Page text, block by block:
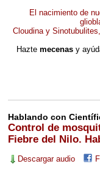
El nacimiento de
Cloudina y
Hazte mecenasy
Hablando con
Control de
Fiebre del Nilo.
Descargar audio